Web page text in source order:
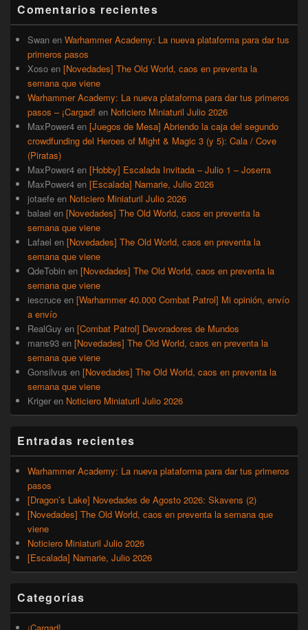
lateral
primaria
Comentarios recientes
Swan en Warhammer Academy: La nueva plataforma para dar tus
primeros pasos
Xoso en [Novedades] The Old World, caos en preventa la
semana que viene
Warhammer Academy: La nueva plataforma para dar tus primeros
pasos – ¡Cargad! en Noticiero Miniaturil Julio 2026
MaxPower4 en [Juegos de Mesa] Abriendo la caja del segundo
crowdfunding del Heroes of Might & Magic 3 (y 5): Cala / Cove
(Piratas)
MaxPower4 en [Hobby] Escalada Invitada – Julio 1 – Joserra
MaxPower4 en [Escalada] Namarie, Julio 2026
jotaefe en Noticiero Miniaturil Julio 2026
balael en [Novedades] The Old World, caos en preventa la
semana que viene
Lafael en [Novedades] The Old World, caos en preventa la
semana que viene
QdeTobin en [Novedades] The Old World, caos en preventa la
semana que viene
iescruce en [Warhammer 40.000 Combat Patrol] Mi opinión, envío
a envío
RealGuy en [Combat Patrol] Devoradores de Mundos
mans93 en [Novedades] The Old World, caos en preventa la
semana que viene
Gonsilvus en [Novedades] The Old World, caos en preventa la
semana que viene
Kriger en Noticiero Miniaturil Julio 2026
Entradas recientes
Warhammer Academy: La nueva plataforma para dar tus primeros
pasos
[Dragon’s Lake] Novedades de Agosto 2026: Skavens (2)
[Novedades] The Old World, caos en preventa la semana que
viene
Noticiero Miniaturil Julio 2026
[Escalada] Namarie, Julio 2026
Categorías
¡Cargad!